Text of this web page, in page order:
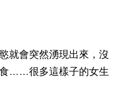
就會突然湧現出來，沒
……很多這樣子的女生